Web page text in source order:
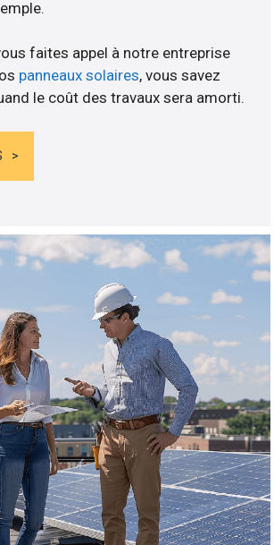
faites appel à notre entreprise
panneaux solaires, vous savez
le coût des travaux sera amorti.